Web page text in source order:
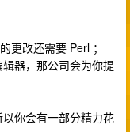
更改还需要 Perl ；
辑器，那公司会为你提
你会有一部分精力花